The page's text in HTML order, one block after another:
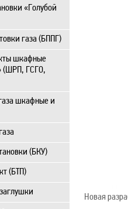
«Голубой
газа (БППГ)
шкафные
(ШРП, ГСГО,
газа шкафные и
(БКУ)
(БТП)
Новая